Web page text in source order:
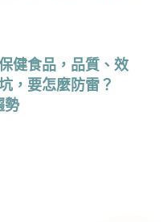
健食品，品質、效
，要怎麼防雷？
勢